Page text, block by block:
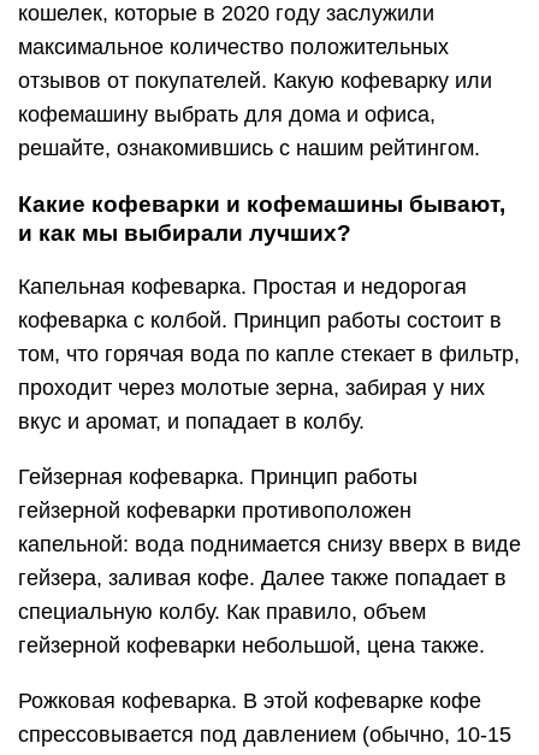
кошелек, которые в 2020 году заслужили
максимальное количество положительных
отзывов от покупателей. Какую кофеварку или
кофемашину выбрать для дома и офиса,
решайте, ознакомившись с нашим рейтингом.
Какие кофеварки и кофемашины бывают,
и как мы выбирали лучших?
Капельная кофеварка. Простая и недорогая
кофеварка с колбой. Принцип работы состоит в
том, что горячая вода по капле стекает в фильтр,
проходит через молотые зерна, забирая у них
вкус и аромат, и попадает в колбу.
Гейзерная кофеварка. Принцип работы
гейзерной кофеварки противоположен
капельной: вода поднимается снизу вверх в виде
гейзера, заливая кофе. Далее также попадает в
специальную колбу. Как правило, объем
гейзерной кофеварки небольшой, цена также.
Рожковая кофеварка. В этой кофеварке кофе
спрессовывается под давлением (обычно, 10-15